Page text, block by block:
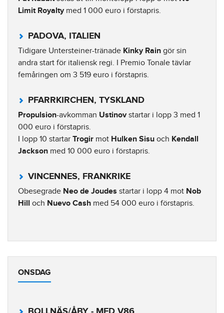
Limit Royaltymed 1 000 euro i förstapris.
PADOVA, ITALIEN
Tidigare Untersteiner-tränade Kinky Rain gör sin
andra start för italiensk regi. I Premio Tonale tävlar
femåringen om 3 519 euro i förstapris.
PFARRKIRCHEN, TYSKLAND
Propulsion-avkomman Ustinovstartar i lopp 3 med 1
000 euro i förstapris.
I lopp 10 startar Trogir mot Hulken Sisu och Kendall
Jackson med 10 000 euro i förstapris.
VINCENNES, FRANKRIKE
Obesegrade Neo de Joudes startar i lopp 4 mot Nob
Hill och Nuevo Cash med 54 000 euro i förstapris.
ONSDAG